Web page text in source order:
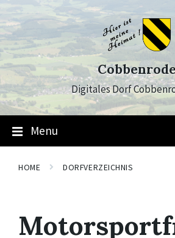
Skip
to
content
Skip
to
main
navigation
Skip
to
footer
Digitales Dorf
Menu
HOME DORFVERZEICHNIS